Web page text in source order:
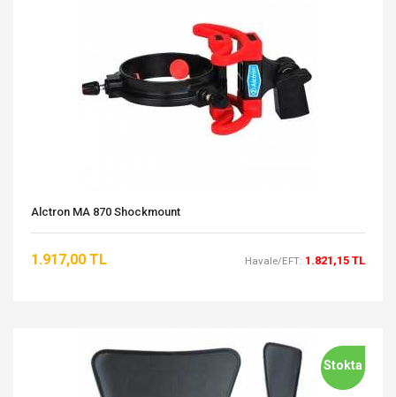
Alctron MA 870 Shockmount
1.917,00 TL Havale/EFT: 1.821,15 TL
Stokta